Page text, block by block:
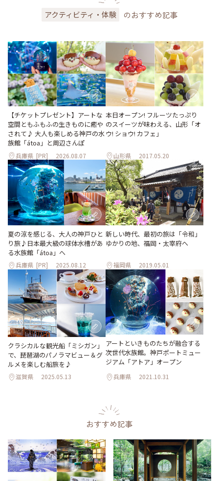
アクティビティ・体験 のおすすめ記事
【チケットプレゼント】アートな
空間ともふもふの生きものに癒や
されて♪ 大人も楽しめる神戸の水
族館「átoa」と周辺さんぽ
兵庫県 [PR] 2026.08.07
本日オープン! フルーツたっぷり
のスイーツが味わえる、山形「オ
ウ! ショウ! カフェ」
山形県 2017.05.20
夏の涼を感じる、大人の神戸ひと
り旅♪日本最大級の球体水槽があ
る水族館「átoa」へ
兵庫県 [PR] 2025.08.12
新しい時代、最初の旅は「令和」
ゆかりの地、福岡・太宰府へ
福岡県 2019.05.01
クラシカルな観光船「ミシガン」
で、琵琶湖のパノラマビュー＆グ
ルメを楽しむ船旅を♪
滋賀県 2025.05.13
アートといきものたちが融合する
次世代水族館。神戸ポートミュー
ジアム「アトア」オープン
兵庫県 2021.10.31
おすすめ記事